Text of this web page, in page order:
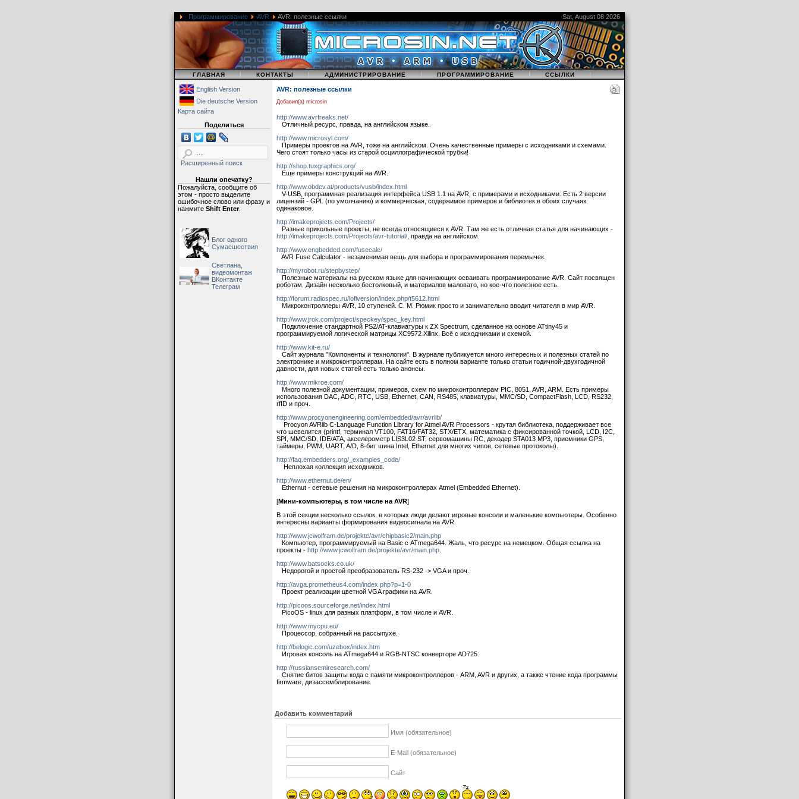
Программирование AVR AVR: полезные ссылки Sat, August 08 2026
| ГЛАВНАЯ | КОНТАКТЫ | АДМИНИСТРИРОВАНИЕ | ПРОГРАММИРОВАНИЕ | ССЫЛКИ |
English Version
Die deutsche Version
Карта сайта
Поделиться
Расширенный поиск
Нашли опечатку?
Пожалуйста, сообщите об
этом - просто выделите
ошибочное слово или фразу и
нажмите Shift Enter.
Блог одного
Сумасшествия
Светлана,
видеомонтаж
ВКонтакте
Телеграм
AVR: полезные ссылки
Добавил(а) microsin
http://www.avrfreaks.net/
Отличный ресурс, правда, на английском языке.
http://www.microsyl.com/
Примеры проектов на AVR, тоже на английском. Очень качественные примеры с исходниками и схемами.
Чего стоят только часы из старой осциллографической трубки!
http://shop.tuxgraphics.org/
Еще примеры конструкций на AVR.
http://www.obdev.at/products/vusb/index.html
V-USB, программная реализация интерфейса USB 1.1 на AVR, с примерами и исходниками. Есть 2 версии
лицензий - GPL (по умолчанию) и коммерческая, содержимое примеров и библиотек в обоих случаях
одинаковое.
http://imakeprojects.com/Projects/
Разные прикольные проекты, не всегда относящиеся к AVR. Там же есть отличная статья для начинающих -
http://imakeprojects.com/Projects/avr-tutorial/ , правда на английском.
http://www.engbedded.com/fusecalc/
AVR Fuse Calculator - незаменимая вещь для выбора и программирования перемычек.
http://myrobot.ru/stepbystep/
Полезные материалы на русском языке для начинающих осваивать программирование AVR. Сайт посвящен
роботам. Дизайн несколько бестолковый, и материалов маловато, но кое-что полезное есть.
http://forum.radiospec.ru/lofiversion/index.php/t5612.html
Микроконтроллеры AVR, 10 ступеней. С. М. Рюмик просто и занимательно вводит читателя в мир AVR.
http://www.jrok.com/project/speckey/spec_key.html
Подключение стандартной PS2/AT-клавиатуры к ZX Spectrum, сделанное на основе ATtiny45 и
программируемой логической матрицы XC9572 Xilinx. Всё с исходниками и схемой.
http://www.kit-e.ru/
Сайт журнала "Компоненты и технологии". В журнале публикуется много интересных и полезных статей по
электронике и микроконтроллерам. На сайте есть в полном варианте только статьи годичной-двухгодичной
давности, для новых статей есть только анонсы.
http://www.mikroe.com/
Много полезной документации, примеров, схем по микроконтроллерам PIC, 8051, AVR, ARM. Есть примеры
использования DAC, ADC, RTC, USB, Ethernet, CAN, RS485, клавиатуры, MMC/SD, CompactFlash, LCD, RS232,
rfID и проч.
http://www.procyonengineering.com/embedded/avr/avrlib/
Procyon AVRlib C-Language Function Library for Atmel AVR Processors - крутая библиотека, поддерживает все
что шевелится (printf, терминал VT100, FAT16/FAT32, STX/ETX, математика с фиксированной точкой, LCD, I2C,
SPI, MMC/SD, IDE/ATA, акселерометр LIS3L02 ST, сервомашины RC, декодер STA013 MP3, приемники GPS,
таймеры, PWM, UART, A/D, 8-бит шина Intel, Ethernet для многих чипов, сетевые протоколы).
http://faq.embedders.org/_examples_code/
Неплохая коллекция исходников.
http://www.ethernut.de/en/
Ethernut - сетевые решения на микроконтроллерах Atmel (Embedded Ethernet).
[Мини-компьютеры, в том числе на AVR]
В этой секции несколько ссылок, в которых люди делают игровые консоли и маленькие компьютеры. Особенно
интересны варианты формирования видеосигнала на AVR.
http://www.jcwolfram.de/projekte/avr/chipbasic2/main.php
Компьютер, программируемый на Basic с ATmega644. Жаль, что ресурс на немецком. Общая ссылка на
проекты - http://www.jcwolfram.de/projekte/avr/main.php
http://www.batsocks.co.uk/
Недорогой и простой преобразователь RS-232 -> VGA и проч.
http://avga.prometheus4.com/index.php?p=1-0
Проект реализации цветной VGA графики на AVR.
http://picoos.sourceforge.net/index.html
PicoOS - linux для разных платформ, в том числе и AVR.
http://www.mycpu.eu/
Процессор, собранный на рассыпухе.
http://belogic.com/uzebox/index.htm
Игровая консоль на ATmega644 и RGB-NTSC конверторе AD725.
http://russiansemiresearch.com/
Снятие битов защиты кода с памяти микроконтроллеров - ARM, AVR и других, а также чтение кода программы
firmware, дизассемблирование.
Добавить комментарий
Имя (обязательное)
E-Mail (обязательное)
Сайт